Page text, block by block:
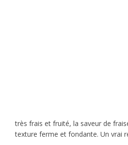
très frais et fruité, la saveur de
texture ferme et fondante. Un vrai